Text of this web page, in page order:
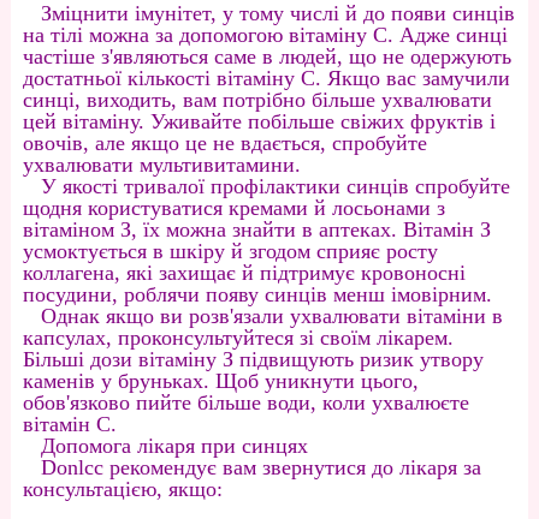
Зміцнити імунітет, у тому числі й до появи синців
на тілі можна за допомогою вітаміну С. Адже синці
частіше з'являються саме в людей, що не одержують
достатньої кількості вітаміну С. Якщо вас замучили
синці, виходить, вам потрібно більше ухвалювати
цей вітаміну. Уживайте побільше свіжих фруктів і
овочів, але якщо це не вдається, спробуйте
ухвалювати мультивитамини.
У якості тривалої профілактики синців спробуйте
щодня користуватися кремами й лосьонами з
вітаміном З, їх можна знайти в аптеках. Вітамін З
усмоктується в шкіру й згодом сприяє росту
коллагена, які захищає й підтримує кровоносні
посудини, роблячи появу синців менш імовірним.
Однак якщо ви розв'язали ухвалювати вітаміни в
капсулах, проконсультуйтеся зі своїм лікарем.
Більші дози вітаміну З підвищують ризик утвору
каменів у бруньках. Щоб уникнути цього,
обов'язково пийте більше води, коли ухвалюєте
вітамін С.
Допомога лікаря при синцях
Donlcc рекомендує вам звернутися до лікаря за
консультацією, якщо: